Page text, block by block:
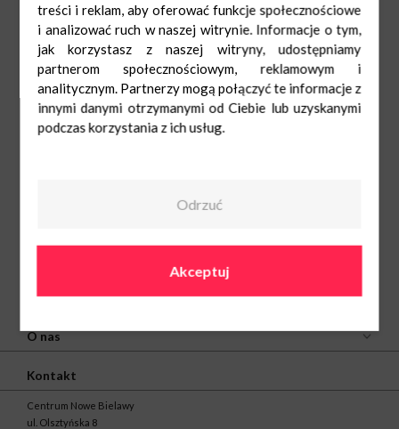
O nas
Kontakt
Centrum Nowe Bielawy
ul. Olsztyńska 8
treści i reklam, aby oferować funkcje społecznościowe
i analizować ruch w naszej witrynie. Informacje o tym,
jak korzystasz z naszej witryny, udostępniamy
partnerom społecznościowym, reklamowym i
analitycznym. Partnerzy mogą połączyć te informacje z
innymi danymi otrzymanymi od Ciebie lub uzyskanymi
podczas korzystania z ich usług.
Odrzuć
Akceptuj